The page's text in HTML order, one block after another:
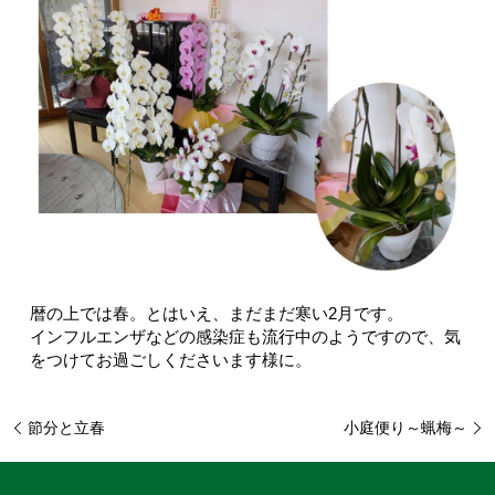
暦の上では春。とはいえ、まだまだ寒い2月です。
インフルエンザなどの感染症も流行中のようですので、気
をつけてお過ごしくださいます様に。
節分と立春 小庭便り～蝋梅～